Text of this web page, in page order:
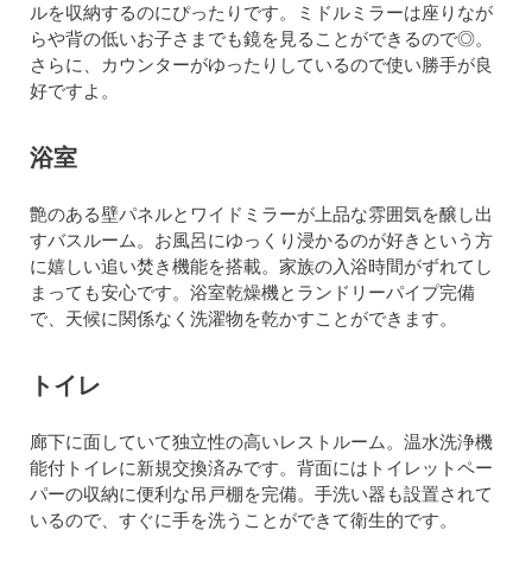
ルを収納するのにぴったりです。ミドルミラーは座りなが
らや背の低いお子さまでも鏡を見ることができるので◎。
さらに、カウンターがゆったりしているので使い勝手が良
好ですよ。
浴室
艶のある壁パネルとワイドミラーが上品な雰囲気を醸し出
すバスルーム。お風呂にゆっくり浸かるのが好きという方
に嬉しい追い焚き機能を搭載。家族の入浴時間がずれてし
まっても安心です。浴室乾燥機とランドリーパイプ完備
で、天候に関係なく洗濯物を乾かすことができます。
トイレ
廊下に面していて独立性の高いレストルーム。温水洗浄機
能付トイレに新規交換済みです。背面にはトイレットペー
パーの収納に便利な吊戸棚を完備。手洗い器も設置されて
いるので、すぐに手を洗うことができて衛生的です。